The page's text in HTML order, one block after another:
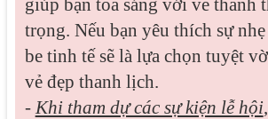
giúp bạn toả sáng với vẻ thanh
trọng. Nếu bạn yêu thích sự
be tinh tế sẽ là lựa chọn tuyệt
vẻ đẹp thanh lịch.
- Khi tham dự các sự kiện lễ hội